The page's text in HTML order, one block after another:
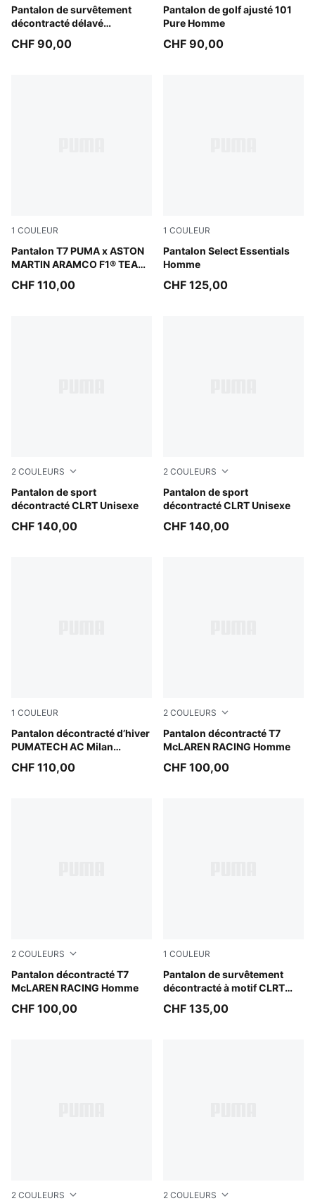
Pantalon de survêtement
décontracté délavé
Unisexe
Cool Blue
CHF 90,00
Pantalon de golf ajusté 101
Pure Homme
Birch
CHF 90,00
1 COULEUR
Pantalon T7 PUMA x ASTON
MARTIN ARAMCO F1® TEAM
Puma Black
CHF 110,00
1 COULEUR
Pantalon Select Essentials
Homme
Rich Cocoa
CHF 125,00
2 COULEURS
Pantalon de sport
décontracté CLRT Unisexe
Moody Gray
CHF 140,00
2 COULEURS
Pantalon de sport
décontracté CLRT Unisexe
Chocolate Fondue
CHF 140,00
1 COULEUR
Pantalon décontracté d’hiver
PUMATECH AC Milan
Puma Black
CHF 110,00
2 COULEURS
Pantalon décontracté T7
McLAREN RACING Homme
Titan Black
CHF 100,00
2 COULEURS
Pantalon décontracté T7
McLAREN RACING Homme
Mouse Gray
CHF 100,00
1 COULEUR
Pantalon de survêtement
décontracté à motif CLRT
Moody Gray
CHF 135,00
2 COULEURS 2 COULEURS